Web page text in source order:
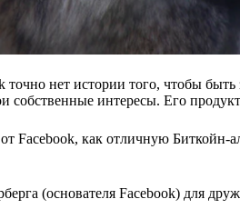
точно нет истории того, чтобы
собственные интересы. Его
Facebook, как отличную Биткойн-
(основателя Facebook) для